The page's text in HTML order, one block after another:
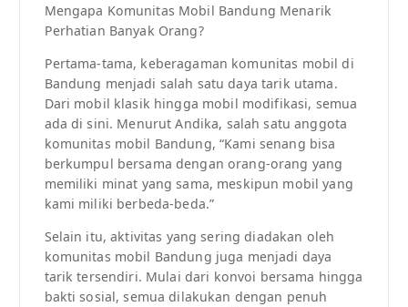
Mengapa Komunitas Mobil Bandung Menarik
Perhatian Banyak Orang?
Pertama-tama, keberagaman komunitas mobil di
Bandung menjadi salah satu daya tarik utama.
Dari mobil klasik hingga mobil modifikasi, semua
ada di sini. Menurut Andika, salah satu anggota
komunitas mobil Bandung, “Kami senang bisa
berkumpul bersama dengan orang-orang yang
memiliki minat yang sama, meskipun mobil yang
kami miliki berbeda-beda.”
Selain itu, aktivitas yang sering diadakan oleh
komunitas mobil Bandung juga menjadi daya
tarik tersendiri. Mulai dari konvoi bersama hingga
bakti sosial, semua dilakukan dengan penuh